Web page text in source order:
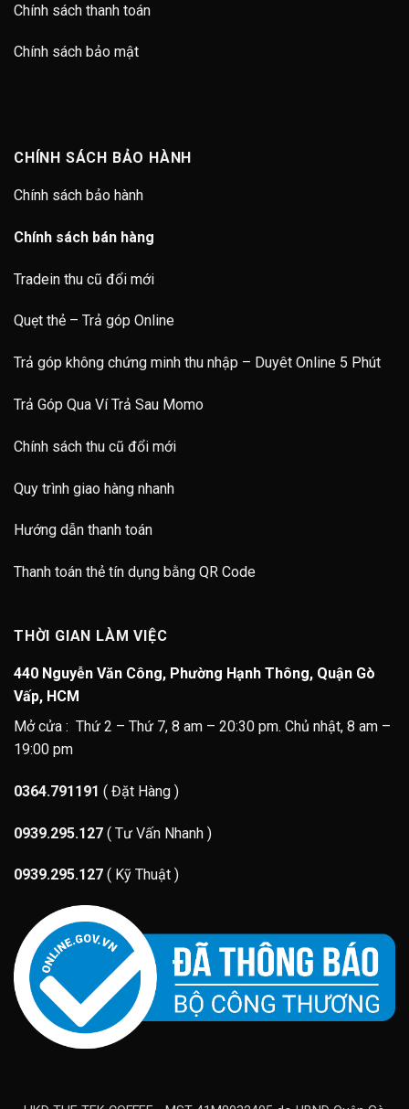
Chính sách thanh toán
Chính sách bảo mật
CHÍNH SÁCH BẢO HÀNH
Chính sách bảo hành
Chính sách bán hàng
Tradein thu cũ đổi mới
Quẹt thẻ – Trả góp Online
Trả góp không chứng minh thu nhập – Duyêt Online 5 Phút
Trả Góp Qua Ví Trả Sau Momo
Chính sách thu cũ đổi mới
Quy trình giao hàng nhanh
Hướng dẫn thanh toán
Thanh toán thẻ tín dụng bằng QR Code
THỜI GIAN LÀM VIỆC
440 Nguyễn Văn Công, Phường Hạnh Thông, Quận Gò
Vấp, HCM
Mở cửa : Thứ 2 – Thứ 7, 8 am – 20:30 pm. Chủ nhật, 8 am –
19:00 pm
0364.791191 ( Đặt Hàng )
0939.295.127 ( Tư Vấn Nhanh )
0939.295.127 ( Kỹ Thuật )